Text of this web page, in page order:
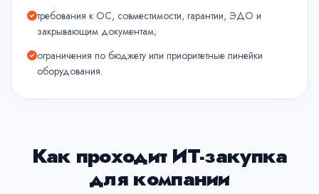
требования к ОС, совместимости, гарантии, ЭДО и
закрывающим документам;
ограничения по бюджету или приоритетные линейки
оборудования.
Как проходит ИТ-закупка
для компании